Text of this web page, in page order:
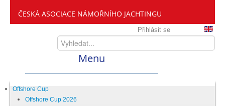
ČESKÁ ASOCIACE NÁMOŘNÍHO JACHTINGU
Přihlásit se
Menu
Home
Offshore Cup
Offshore Cup 2026